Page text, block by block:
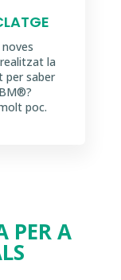
la
per saber
poc.
PER A